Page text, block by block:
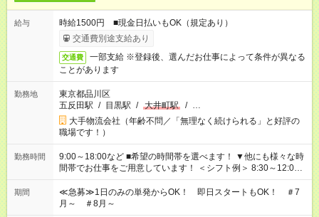
給与
時給1500円 ■現金日払いもOK（規定あり）
交通費別途支給あり
交通費
一部支給 ※登録後、選んだお仕事によって条件が異なる
ことがあります
勤務地
東京都品川区
五反田駅 / 目黒駅 / 大井町駅 / …
大手物流会社（年齢不問／「無理なく続けられる」と好評の
職場です！）
勤務時間
9:00～18:00など ■希望の時間帯を選べます！ ▼他にも様々な時
間帯でお仕事をご用意しています！ ＜シフト例＞ 8:30～12:00
17:00～22:00 13:00～22:00 22:00～翌6:00 など
期間
≪急募≫1日のみの単発からOK！ 即日スタートもOK！ ＃7
月～ ＃8月～